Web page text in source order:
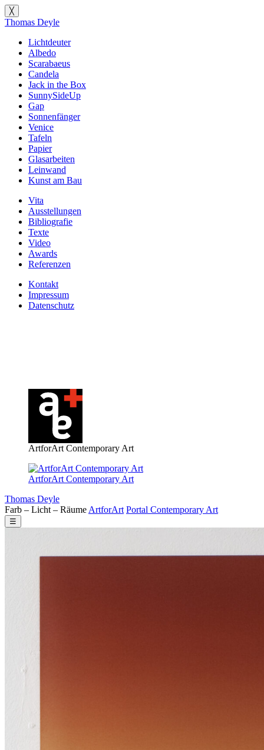
╳
Thomas Deyle
Lichtdeuter
Albedo
Scarabaeus
Candela
Jack in the Box
SunnySideUp
Gap
Sonnenfänger
Venice
Tafeln
Papier
Glasarbeiten
Leinwand
Kunst am Bau
Vita
Ausstellungen
Bibliografie
Texte
Video
Awards
Referenzen
Kontakt
Impressum
Datenschutz
ArtforArt Contemporary Art
ArtforArt Contemporary Art
Thomas Deyle
Farb – Licht – Räume ArtforArt Portal Contemporary Art
☰